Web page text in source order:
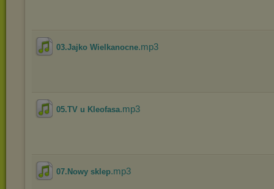
03.Jajko Wielkanocne.mp3
05.TV u Kleofasa.mp3
07.Nowy sklep.mp3